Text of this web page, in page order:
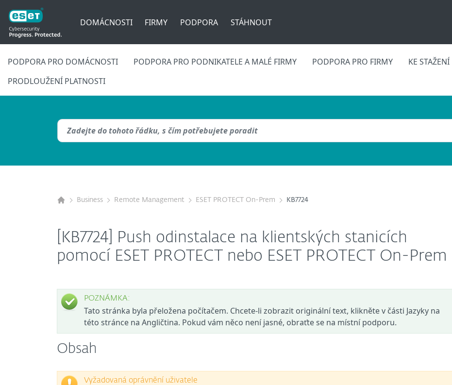
DOMÁCNOSTI FIRMY PODPORA STÁHNOUT
PODPORA PRO DOMÁCNOSTI PODPORA PRO PODNIKATELE A MALÉ FIRMY PODPORA PRO FIRMY KE STAŽENÍ
PRODLOUŽENÍ PLATNOSTI
Business Remote Management ESET PROTECT On-Prem KB7724
[KB7724] Push odinstalace na klientských stanicích
pomocí ESET PROTECT nebo ESET PROTECT On-Prem
POZNÁMKA:
Tato stránka byla přeložena počítačem. Chcete-li zobrazit originální text, klikněte v části Jazyky na
této stránce na Angličtina. Pokud vám něco není jasné, obraťte se na místní podporu.
Obsah
Vyžadovaná oprávnění uživatele